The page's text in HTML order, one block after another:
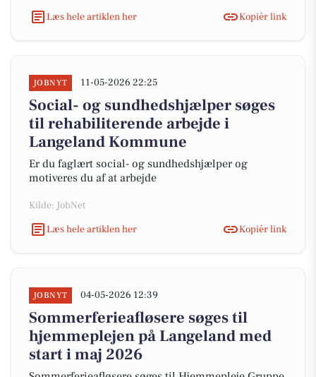
Læs hele artiklen her
Kopiér link
JOBNYT 11-05-2026 22:25
Social- og sundhedshjælper søges
til rehabiliterende arbejde i
Langeland Kommune
Er du faglært social- og sundhedshjælper og
motiveres du af at arbejde
Kilde: JobNet
Læs hele artiklen her
Kopiér link
JOBNYT 04-05-2026 12:39
Sommerferieafløsere søges til
hjemmeplejen på Langeland med
start i maj 2026